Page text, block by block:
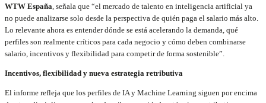
WTW España, señala que “el mercado de talento en inteligencia artificial ya
no puede analizarse solo desde la perspectiva de quién paga el salario más alto.
Lo relevante ahora es entender dónde se está acelerando la demanda, qué
perfiles son realmente críticos para cada negocio y cómo deben combinarse
salario, incentivos y flexibilidad para competir de forma sostenible”.
Incentivos, flexibilidad y nueva estrategia retributiva
El informe refleja que los perfiles de IA y Machine Learning siguen por encima